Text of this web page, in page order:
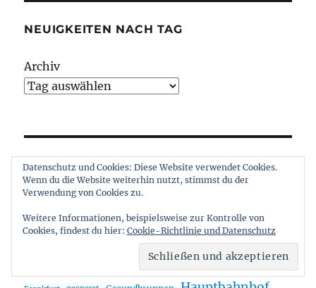
NEUIGKEITEN NACH TAG
Archiv
A100 Alexanderplatz Autobahn Bahn Bahnhof
barrierefrei Bauarbeiten BER
BVG Cottbus DB Ersatzverkehr Fahrplan
Flughafen
Datenschutz und Cookies: Diese Website verwendet Cookies.
Wenn du die Website weiterhin nutzt, stimmst du der
Verwendung von Cookies zu.
Weitere Informationen, beispielsweise zur Kontrolle von
Cookies, findest du hier: Cookie-Richtlinie und Datenschutz